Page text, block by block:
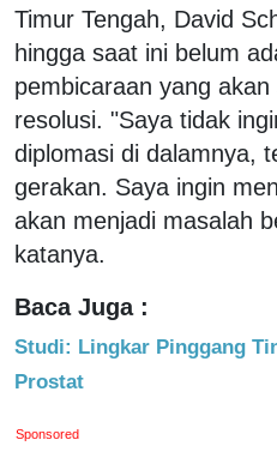
Timur Tengah, David
hingga saat ini belum
pembicaraan yang
resolusi. "Saya tidak
diplomasi di dalamnya,
gerakan. Saya ingin
akan menjadi masalah
katanya.
Baca Juga :
Studi: Lingkar Pinggang
Prostat
Sponsored